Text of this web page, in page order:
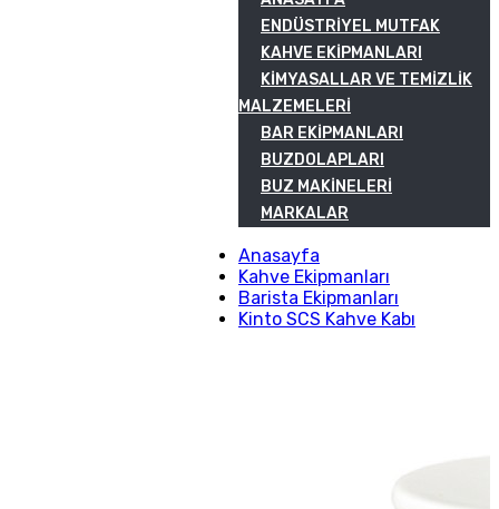
ENDÜSTRIYEL MUTFAK
KAHVE EKIPMANLARI
KIMYASALLAR VE TEMIZLIK
MALZEMELERI
BAR EKIPMANLARI
BUZDOLAPLARI
BUZ MAKINELERI
MARKALAR
Anasayfa
Kahve Ekipmanları
Barista Ekipmanları
Kinto SCS Kahve Kabı